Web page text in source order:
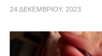
24 ΔΕΚΕΜΒΡΊΟΥ, 2023